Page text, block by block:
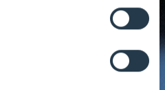
footer presente in ogni
riconosciuti all'interessato ai
una
apposita procedura.